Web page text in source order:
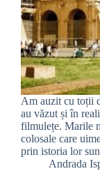
Am auzit cu toții
au văzut și în
filmulețe. Marile
colosale care
prin istoria lor
Andrada